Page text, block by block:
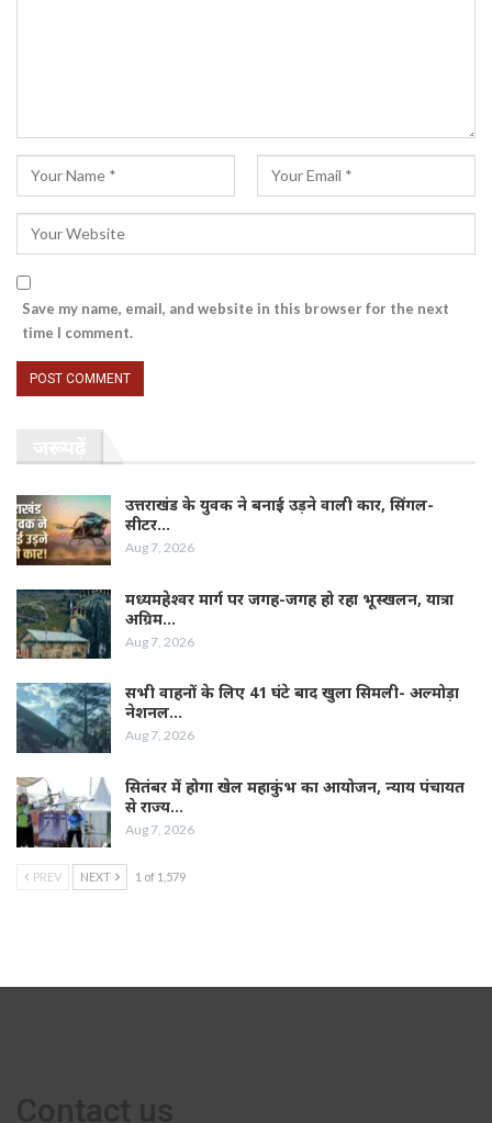
Save my name, email, and website in this browser for the next
time I comment.
उत्तराखंड के युवक ने बनाई उड़ने वाली कार, सिंगल-
सीटर…
Aug 7, 2026
मध्यमहेश्वर मार्ग पर जगह-जगह हो रहा भूस्खलन, यात्रा
अग्रिम…
Aug 7, 2026
सभी वाहनों के लिए 41 घंटे बाद खुला सिमली- अल्मोड़ा
नेशनल…
Aug 7, 2026
सितंबर में होगा खेल महाकुंभ का आयोजन, न्याय पंचायत
से राज्य…
Aug 7, 2026
PREV NEXT 1 of 1,579